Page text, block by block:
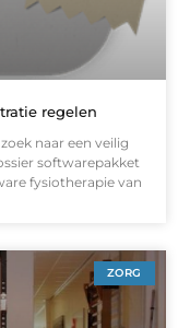
regelen
naar een veilig
softwarepakket
fysiotherapie van
ZORG